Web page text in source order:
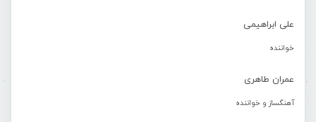
علی ابراهیمی
خواننده
عمران طاهری
آهنگساز و خواننده